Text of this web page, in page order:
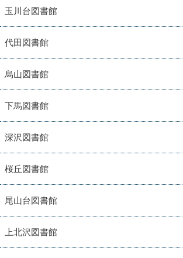
玉川台図書館
代田図書館
烏山図書館
下馬図書館
深沢図書館
桜丘図書館
尾山台図書館
上北沢図書館